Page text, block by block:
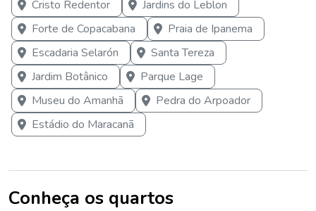
Cristo Redentor
Jardins do Leblon
Forte de Copacabana
Praia de Ipanema
Escadaria Selarón
Santa Tereza
Jardim Botânico
Parque Lage
Museu do Amanhã
Pedra do Arpoador
Estádio do Maracanã
Conheça os quartos